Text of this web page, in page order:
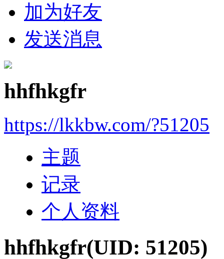
加为好友
发送消息
hhfhkgfr
https://lkkbw.com/?51205
主题
记录
个人资料
hhfhkgfr(UID: 51205)